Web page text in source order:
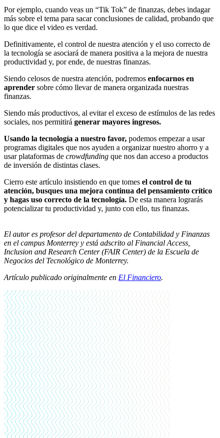
Por ejemplo, cuando veas un “Tik Tok” de finanzas, debes indagar
más sobre el tema para sacar conclusiones de calidad, probando que
lo que dice el video es verdad.
Definitivamente, el control de nuestra atención y el uso correcto de
la tecnología se asociará de manera positiva a la mejora de nuestra
productividad y, por ende, de nuestras finanzas.
Siendo celosos de nuestra atención, podremos enfocarnos en
aprender sobre cómo llevar de manera organizada nuestras
finanzas.
Siendo más productivos, al evitar el exceso de estímulos de las redes
sociales, nos permitirá generar mayores ingresos.
Usando la tecnología a nuestro favor, podemos empezar a usar
programas digitales que nos ayuden a organizar nuestro ahorro y a
usar plataformas de crowdfunding que nos dan acceso a productos
de inversión de distintas clases.
Cierro este artículo insistiendo en que tomes el control de tu
atención, busques una mejora continua del pensamiento crítico
y hagas uso correcto de la tecnología. De esta manera lograrás
potencializar tu productividad y, junto con ello, tus finanzas.
El autor es profesor del departamento de Contabilidad y Finanzas
en el campus Monterrey y está adscrito al Financial Access,
Inclusion and Research Center (FAIR Center) de la Escuela de
Negocios del Tecnológico de Monterrey.
Artículo publicado originalmente en El Financiero.